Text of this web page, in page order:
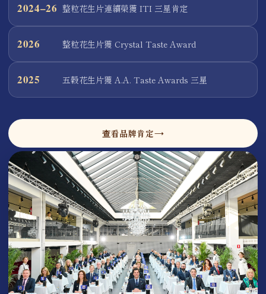
2024–26 整粒花生片連續榮獲 ITI 三星肯定
2026 整粒花生片獲 Crystal Taste Award
2025 五穀花生片獲 A.A. Taste Awards 三星
查看品牌肯定